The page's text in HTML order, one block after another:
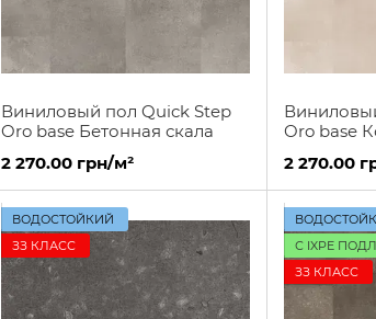
Виниловый пол Quick Step
Oro base Бетонная скала
2 270.00 грн/м²
Oro base
2 270.00
ВОДОСТОЙКИЙ
ЗЗ КЛАСС
С IXPE
ЗЗ КЛАСС